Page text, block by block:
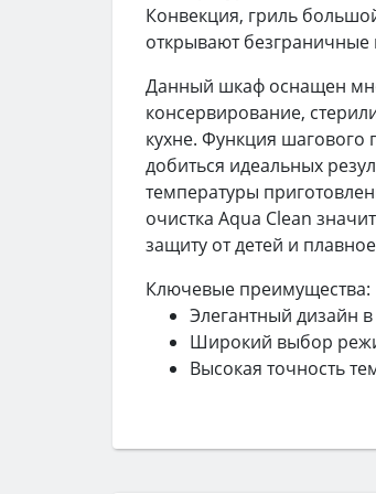
Конвекция, гриль
открывают
Данный шкаф оснащен
консервирование,
кухне. Функция
добиться идеальных
температуры
очистка Aqua Clean
защиту от детей и
Ключевые преимущества:
Элегантный дизайн
Широкий выбор
Высокая точность